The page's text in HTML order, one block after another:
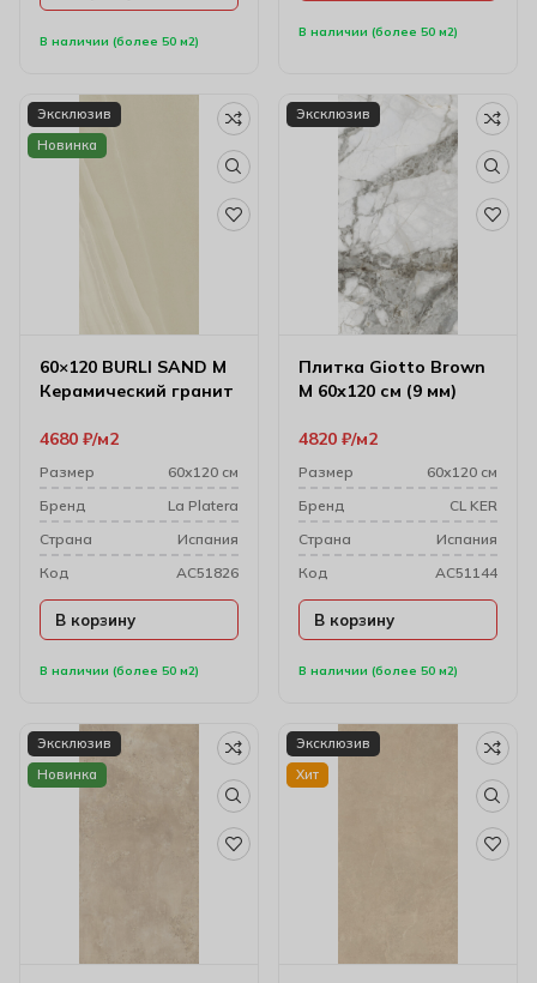
В наличии (более 50 м2)
В наличии (более 50 м2)
Эксклюзив
Новинка
60×120 BURLI SAND M
Керамический гранит
В наличии (более 50 м2)
4680 ₽ м2
Размер
60х120 см
Бренд
La Platera
Cтрана
Испания
Код
AC51826
В корзину
Эксклюзив
Плитка Giotto Brown
M 60х120 см (9 мм)
В наличии (более 50 м2)
4820 ₽ м2
Размер
60х120 см
Бренд
CL KER
Cтрана
Испания
Код
AC51144
В корзину
Эксклюзив
Новинка
Эксклюзив
Хит